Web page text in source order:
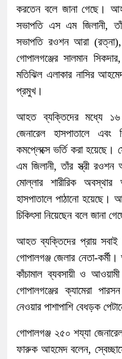
করতেন বলে জানা গেছে।
সভাপতি এস এম জিলানী,
সভাপতি রওশন আরা (রত্না),
গোপালগঞ্জের সালমান
মতিঝিল এলাকার নাসির
প্রমুখ।
আহত ব্যক্তিদের মধ্যে ১৬
জেনারেল হাসপাতালে এবং
কমপ্লেক্সে ভর্তি করা
এম জিলানী, তাঁর স্ত্রী রওশন
মোল্লার শারীরিক
হাসপাতালে পাঠানো হয়েছে।
চিকিৎসা নিয়েছেন বলে জানা
আহত ব্যক্তিদের প্রায় সবাই
গোপালগঞ্জ জেলার নেতা-
কাঁচামাল ব্যবসায়ী ও
গোপালগঞ্জের ক্যামেরা
নেওয়ার পাশাপাশি বেধড়ক
গোপালগঞ্জ ২৫০ শয্যা জেনারেল
ফারুক আহমেদ বলেন,